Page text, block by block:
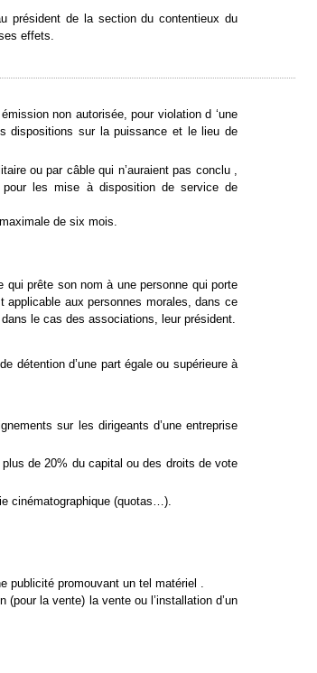
président de la section du contentieux du
effets.
non autorisée, pour violation d ‘une
dispositions sur la puissance et le lieu de
ou par câble qui n’auraient pas conclu ,
pour les mise à disposition de service de
de six mois.
qui prête son nom à une personne qui porte
applicable aux personnes morales, dans ce
le cas des associations, leur président.
détention d’une part égale ou supérieure à
sur les dirigeants d’une entreprise
de 20% du capital ou des droits de vote
cinématographique (quotas…).
publicité promouvant un tel matériel .
(pour la vente) la vente ou l’installation d’un